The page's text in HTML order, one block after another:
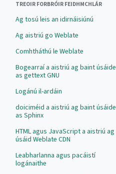
TREOIR FORBRÓIR FEIDHMCHLÁR
Ag tosú leis an idirnáisiúnú
Ag aistriú go Weblate
Comhtháthú le Weblate
Bogearraí a aistriú ag baint úsáide
as gettext GNU
Logánú il-ardáin
doiciméid a aistriú ag baint úsáide
as Sphinx
HTML agus JavaScript a aistriú ag
úsáid Weblate CDN
Leabharlanna agus pacáistí
logánaithe